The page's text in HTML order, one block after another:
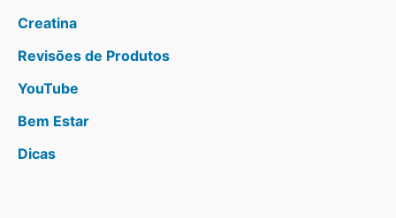
Creatina
Revisões de Produtos
YouTube
Bem Estar
Dicas